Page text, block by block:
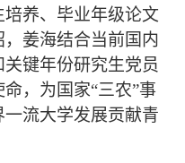
养、毕业年级论文
姜海结合当前国内
键年份研究生党员
，为国家“三农”事
流大学发展贡献青